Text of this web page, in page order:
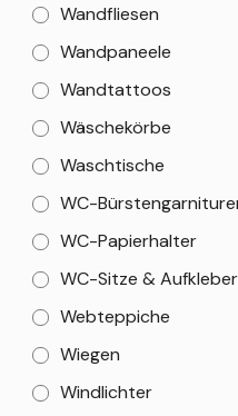
Wandfliesen
Wandpaneele
Wandtattoos
Wäschekörbe
Waschtische
WC-
WC-Papierhalter
WC-Sitze & Aufkleber
Webteppiche
Wiegen
Windlichter